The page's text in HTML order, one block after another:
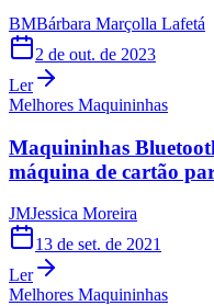
BMBárbara Marçolla Lafetá
2 de out. de 2023
Ler
Melhores Maquininhas
Maquininhas
máquina de cartão
JMJessica Moreira
13 de set. de 2021
Ler
Melhores Maquininhas